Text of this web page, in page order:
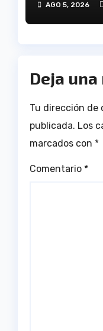
tragedia
AGO 5, 2026
Deja
Tu dirección de
publicada. Los
marcados con *
Comentario *